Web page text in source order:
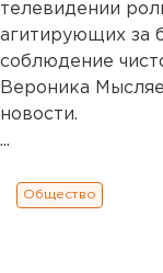
телевидении
агитирующих за
соблюдение
Вероника
новости.
...
Общество